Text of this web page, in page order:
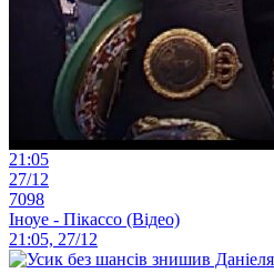
21:05
27/12
7098
Іноуе - Пікассо (Відео)
21:05, 27/12